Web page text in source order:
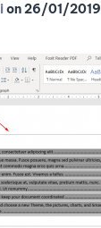
on26/01/2019